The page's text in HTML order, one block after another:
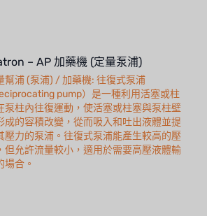
– AP 加藥機 (定量泵浦)
幫浦 (泵浦) / 加藥機: 往復式泵浦
pump）是一種利用活塞或柱
泵柱內往復運動，使活塞或柱塞與泵柱壁
成的容積改變，從而吸入和吐出液體並提
壓力的泵浦。往復式泵浦能產生較高的壓
但允許流量較小，適用於需要高壓液體輸
場合。